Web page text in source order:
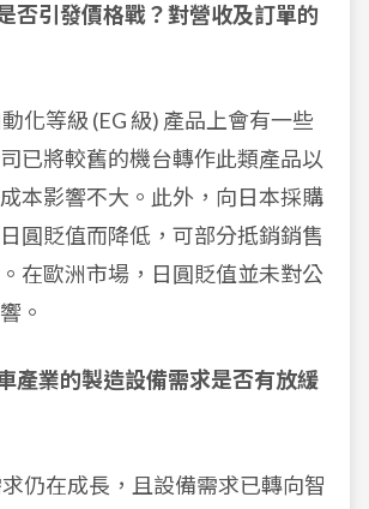
否引發價格戰？對營收及訂單的
化等級 (EG 級) 產品上會有一些
已將較舊的機台轉作此類產品以
本影響不大。此外，向日本採購
圓貶值而降低，可部分抵銷銷售
在歐洲市場，日圓貶值並未對公
。
產業的製造設備需求是否有放緩
仍在成長，且設備需求已轉向智